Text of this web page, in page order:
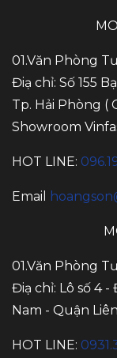
01.Văn Phòng
Điạ chỉ: Số 155
Tp. Hải Phòng (
Showroom
HOT LINE:
Email
01.Văn Phòng
Điạ chỉ: Lô số 4
Nam - Quận
HOT LINE: